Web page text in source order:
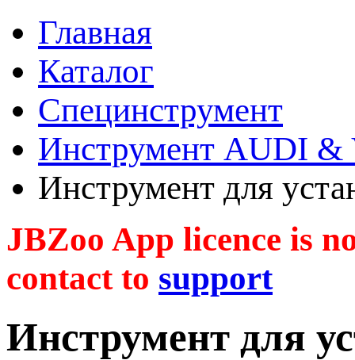
Главная
Каталог
Специнструмент
Инструмент AUDI &
Инструмент для
JBZoo App licence is
contact to support
Инструмент для